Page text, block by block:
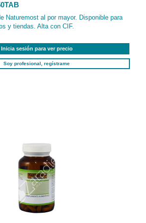
Naturemost al por mayor. Disponible para
y tiendas. Alta con CIF.
Inicia sesión para ver precio
Soy profesional, regístrame